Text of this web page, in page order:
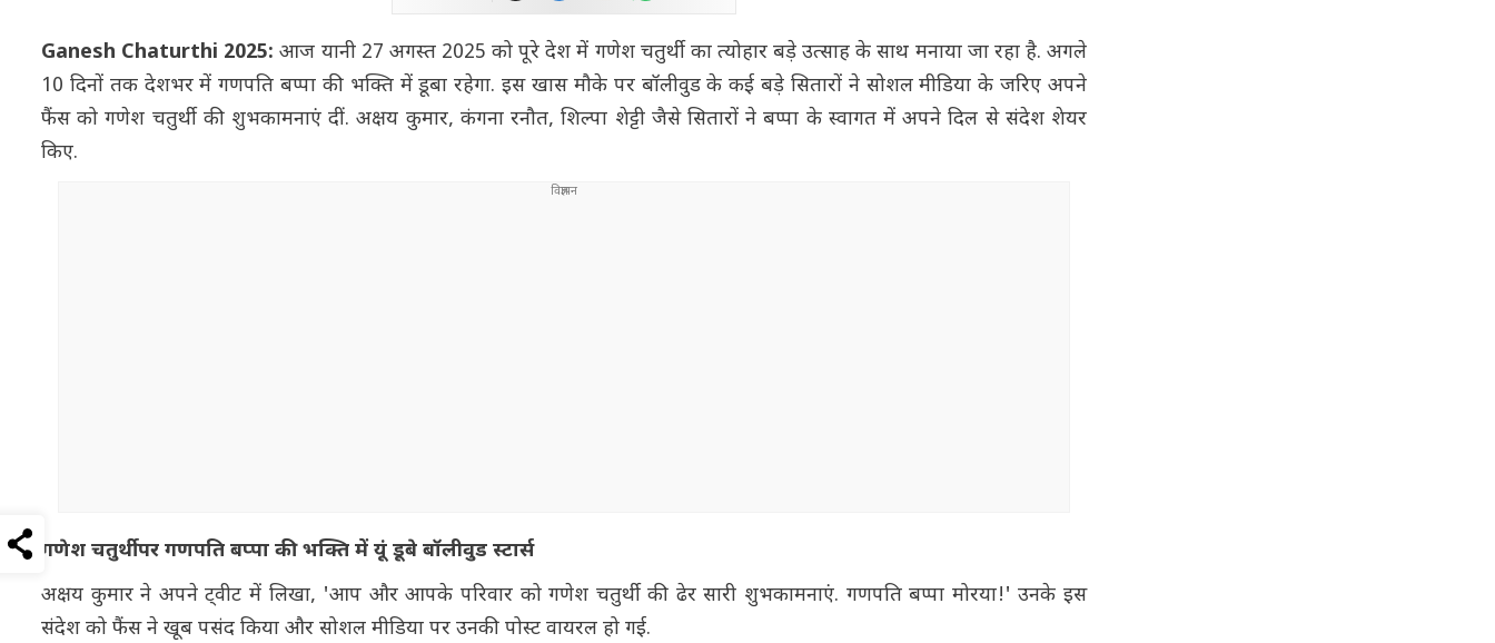
Ganesh Chaturthi 2025:आज यानी 27 अगस्त 2025 को पूरे देश में गणेश चतुर्थी का त्योहार बड़े उत्साह के साथ मनाया जा रहा है. अगले
10 दिनों तक देशभर में गणपति बप्पा की भक्ति में डूबा रहेगा. इस खास मौके पर बॉलीवुड के कई बड़े सितारों ने सोशल मीडिया के जरिए अपने
फैंस को गणेश चतुर्थी की शुभकामनाएं दीं. अक्षय कुमार, कंगना रनौत, शिल्पा शेट्टी जैसे सितारों ने बप्पा के स्वागत में अपने दिल से संदेश शेयर
किए.
गणेश चतुर्थी पर गणपति बप्पा की भक्ति में यूं डूबे बॉलीवुड स्टार्स
अक्षय कुमार ने अपने ट्वीट में लिखा, 'आप और आपके परिवार को गणेश चतुर्थी की ढेर सारी शुभकामनाएं. गणपति बप्पा मोरया!' उनके इस
संदेश को फैंस ने खूब पसंद किया और सोशल मीडिया पर उनकी पोस्ट वायरल हो गई.